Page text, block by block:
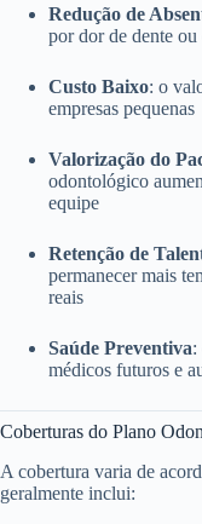
Redução de
por dor de dente
Custo Baixo: o
empresas pequenas
Valorização do
odontológico
equipe
Retenção de
permanecer mais
reais
Saúde Preventiva:
médicos futuros e
Coberturas do Plano
A cobertura varia de
geralmente inclui: